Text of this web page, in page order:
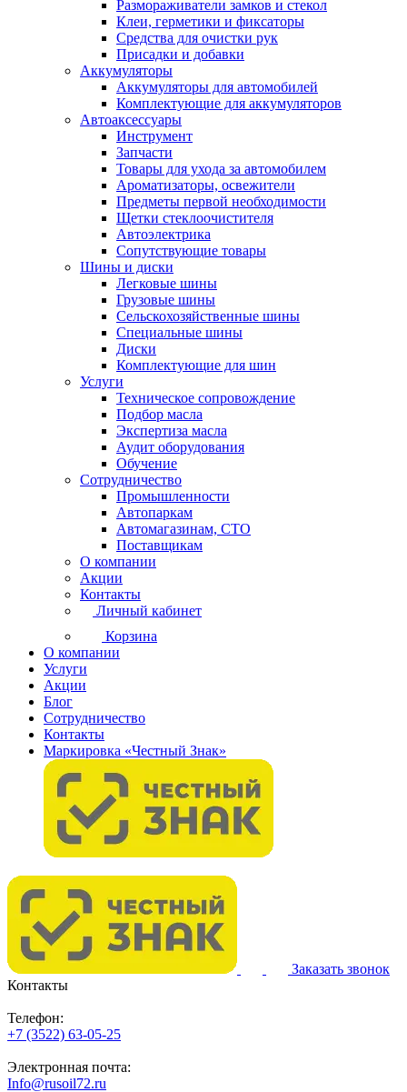
Размораживатели замков и стекол
Клеи, герметики и фиксаторы
Средства для очистки рук
Присадки и добавки
Аккумуляторы
Аккумуляторы для автомобилей
Комплектующие для аккумуляторов
Автоаксессуары
Инструмент
Запчасти
Товары для ухода за автомобилем
Ароматизаторы, освежители
Предметы первой необходимости
Щетки стеклоочистителя
Автоэлектрика
Сопутствующие товары
Шины и диски
Легковые шины
Грузовые шины
Сельскохозяйственные шины
Специальные шины
Диски
Комплектующие для шин
Услуги
Техническое сопровождение
Подбор масла
Экспертиза масла
Аудит оборудования
Обучение
Сотрудничество
Промышленности
Автопаркам
Автомагазинам, СТО
Поставщикам
О компании
Акции
Контакты
Личный кабинет
Корзина
О компании
Услуги
Акции
Блог
Сотрудничество
Контакты
Маркировка «Честный Знак»
Заказать звонок
Контакты
Телефон:
+7 (3522) 63-05-25
Электронная почта:
Info@rusoil72.ru